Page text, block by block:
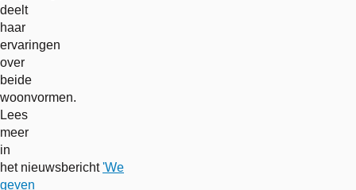
deelt
haar
ervaringen
over
beide
woonvormen.
Lees
meer
in
het nieuwsbericht'We
geven